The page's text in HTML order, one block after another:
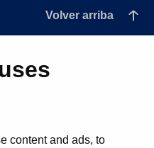
content and ads, to
Volver arriba